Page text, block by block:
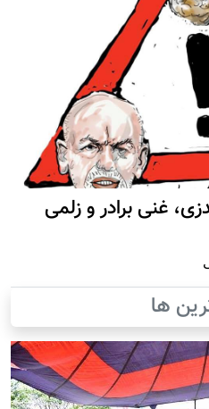
غنی برادر و زلمی
ها